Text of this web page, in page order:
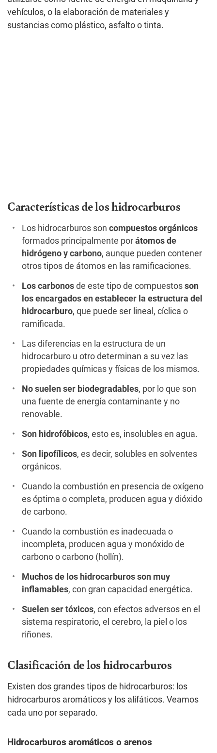
vehículos, o la elaboración de materiales y
sustancias como plástico, asfalto o tinta.
Características de los hidrocarburos
Los hidrocarburos son compuestos orgánicos
formados principalmente por átomos de
hidrógeno y carbono, aunque pueden contener
otros tipos de átomos en las ramificaciones.
Los carbonos de este tipo de compuestos son
los encargados en establecer la estructura del
hidrocarburo, que puede ser lineal, cíclica o
ramificada.
Las diferencias en la estructura de un
hidrocarburo u otro determinan a su vez las
propiedades químicas y físicas de los mismos.
No suelen ser biodegradables, por lo que son
una fuente de energía contaminante y no
renovable.
Son hidrofóbicos, esto es, insolubles en agua.
Son lipofílicos, es decir, solubles en solventes
orgánicos.
Cuando la combustión en presencia de oxígeno
es óptima o completa, producen agua y dióxido
de carbono.
Cuando la combustión es inadecuada o
incompleta, producen agua y monóxido de
carbono o carbono (hollín).
Muchos de los hidrocarburos son muy
inflamables, con gran capacidad energética.
Suelen ser tóxicos, con efectos adversos en el
sistema respiratorio, el cerebro, la piel o los
riñones.
Clasificación de los hidrocarburos
Existen dos grandes tipos de hidrocarburos: los
hidrocarburos aromáticos y los alifáticos. Veamos
cada uno por separado.
Hidrocarburos aromáticos o arenos